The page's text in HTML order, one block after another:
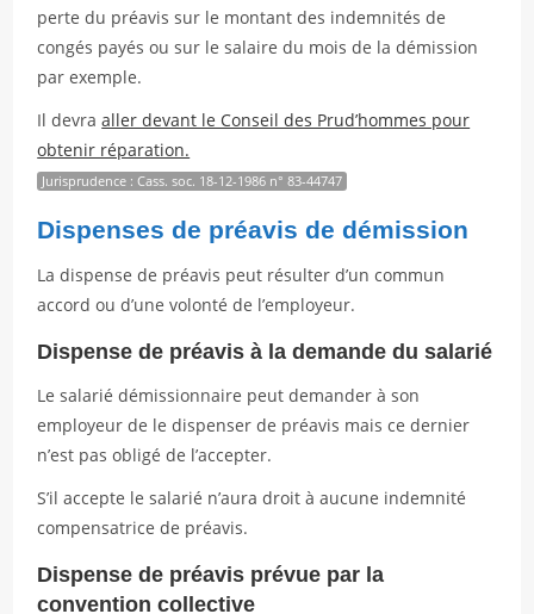
perte du préavis sur le montant des indemnités de
congés payés ou sur le salaire du mois de la démission
par exemple.
Il devraaller devant le Conseil des Prud’hommes pour
obtenir réparation.
Jurisprudence : Cass. soc. 18-12-1986 n° 83-44747
Dispenses de préavis de démission
La dispense de préavis peut résulter d’un commun
accord ou d’une volonté de l’employeur.
Dispense de préavis à la demande du salarié
Le salarié démissionnaire peut demander à son
employeur de le dispenser de préavis mais ce dernier
n’est pas obligé de l’accepter.
S’il accepte le salarié n’aura droit à aucune indemnité
compensatrice de préavis.
Dispense de préavis prévue par la
convention collective